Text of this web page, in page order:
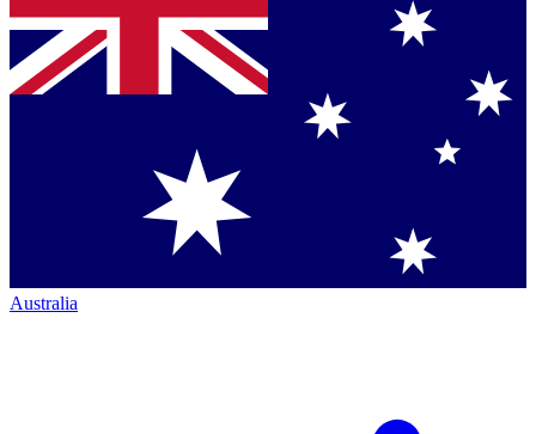
Australia